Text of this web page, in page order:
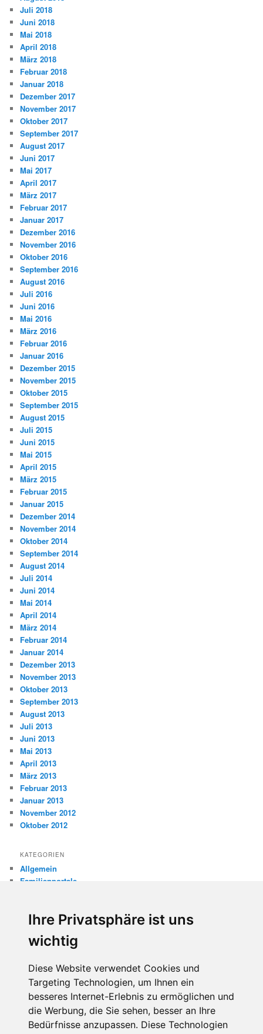
Ihre Privatsphäre ist uns
wichtig
Diese Website verwendet Cookies und
Targeting Technologien, um Ihnen ein
besseres Internet-Erlebnis zu ermöglichen und
die Werbung, die Sie sehen, besser an Ihre
Bedürfnisse anzupassen. Diese Technologien
Juli 2018
Juni 2018
Mai 2018
April 2018
März 2018
Februar 2018
Januar 2018
Dezember 2017
November 2017
Oktober 2017
September 2017
August 2017
Juni 2017
Mai 2017
April 2017
März 2017
Februar 2017
Januar 2017
Dezember 2016
November 2016
Oktober 2016
September 2016
August 2016
Juli 2016
Juni 2016
Mai 2016
März 2016
Februar 2016
Januar 2016
Dezember 2015
November 2015
Oktober 2015
September 2015
August 2015
Juli 2015
Juni 2015
Mai 2015
April 2015
März 2015
Februar 2015
Januar 2015
Dezember 2014
November 2014
Oktober 2014
September 2014
August 2014
Juli 2014
Juni 2014
Mai 2014
April 2014
März 2014
Februar 2014
Januar 2014
Dezember 2013
November 2013
Oktober 2013
September 2013
August 2013
Juli 2013
Juni 2013
Mai 2013
April 2013
März 2013
Februar 2013
Januar 2013
November 2012
Oktober 2012
KATEGORIEN
Allgemein
Familienportale
Internetsicherheit
Missbrauch
META
Anmelden
Eintrags-Feed
Kommentar-Feed
WordPress.org